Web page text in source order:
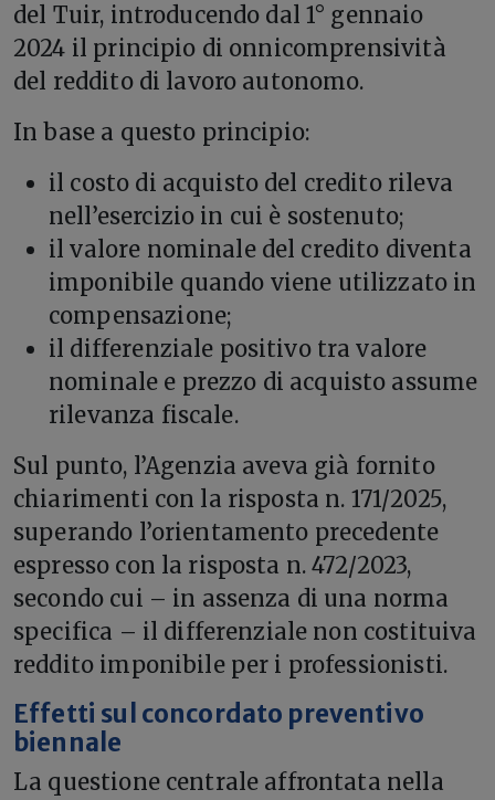
del Tuir, introducendo dal 1° gennaio
2024 il principio di onnicomprensività
del reddito di lavoro autonomo.
In base a questo principio:
il costo di acquisto del credito rileva
nell’esercizio in cui è sostenuto;
il valore nominale del credito diventa
imponibile quando viene utilizzato in
compensazione;
il differenziale positivo tra valore
nominale e prezzo di acquisto assume
rilevanza fiscale.
Sul punto, l’Agenzia aveva già fornito
chiarimenti con la risposta n. 171/2025,
superando l’orientamento precedente
espresso con la risposta n. 472/2023,
secondo cui – in assenza di una norma
specifica – il differenziale non costituiva
reddito imponibile per i professionisti.
Effetti sul concordato preventivo
biennale
La questione centrale affrontata nella